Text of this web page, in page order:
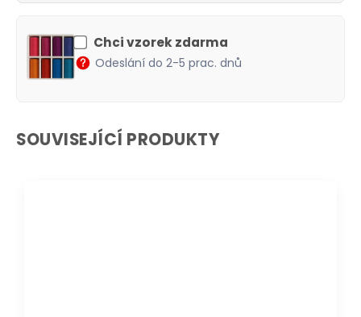
Chci vzorek zdarma
Odeslání do 2-5 prac. dnů
SOUVISEJÍCÍ PRODUKTY